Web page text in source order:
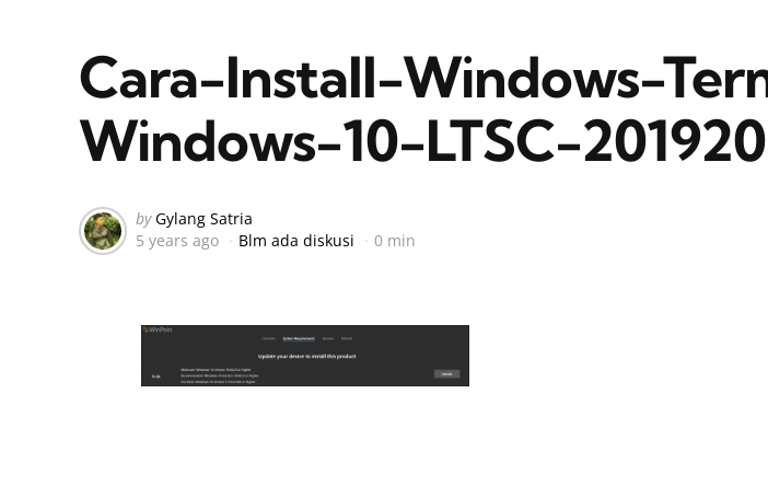
Cara-Install-Windows-
Windows-10-LTSC-
Posted
by
by Gylang Satria
5 years ago
Blm ada diskusi 0 min